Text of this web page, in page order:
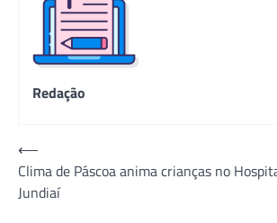
Redação
Navegação
de
Post
⟵
Clima de Páscoa anima crianças no
Jundiaí